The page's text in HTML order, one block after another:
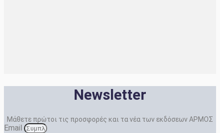
Newsletter
Μάθετε πρώτοι τις προσφορές και τα νέα των εκδόσεων ΑΡΜΟΣ
Email